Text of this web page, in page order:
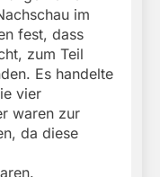
im
fest, dass
zum Teil
Es handelte
vier
waren zur
da diese